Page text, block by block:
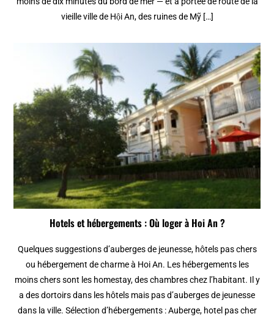
vieille ville de Hội An, des ruines de Mỹ […]
Hotels et hébergements : Où loger à Hoi An ?
Quelques suggestions d’auberges de jeunesse, hôtels pas chers
ou hébergement de charme à Hoi An. Les hébergements les
moins chers sont les homestay, des chambres chez l’habitant. Il y
a des dortoirs dans les hôtels mais pas d’auberges de jeunesse
dans la ville. Sélection d’hébergements : Auberge, hotel pas cher